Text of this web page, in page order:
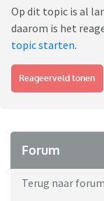
Op dit topic is al
daarom is het
topic starten.
Reageerveld tonen
Forum
Terug naar forum